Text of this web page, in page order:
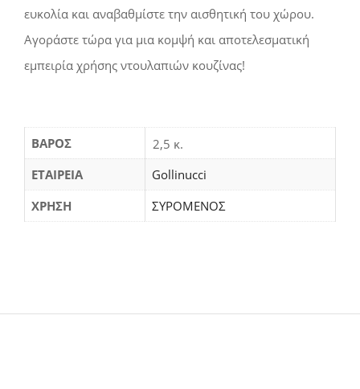
ευκολία και αναβαθμίστε την αισθητική του χώρου.
Αγοράστε τώρα για μια κομψή και αποτελεσματική
εμπειρία χρήσης ντουλαπιών κουζίνας!
ΒΆΡΟΣ
2,5 κ.
ΕΤΑΙΡΕΙΑ
Gollinucci
ΧΡΗΣΗ
ΣΥΡΟΜΕΝΟΣ